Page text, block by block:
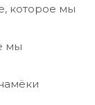
которое мы
мы